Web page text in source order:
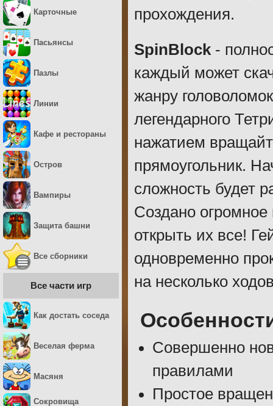
прохождения.
SpinBlock -
каждый может
жанру
легендарного
нажатием
прямоугольник.
сложность будет
Создано огромное
открыть их все!
одновременно
на несколько
Совершенно
правилами
Простое
Карточные
Пасьянсы
Пазлы
Линии
Кафе и рестораны
Остров
Вампиры
Защита башни
Все сборники
Все части игр
Как достать соседа
Веселая ферма
Масяня
Сокровища